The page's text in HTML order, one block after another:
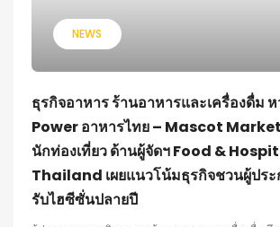
NEWS
ธุรกิจอาหาร ร้านอาหารและเครื่องดื่ม
Power อาหารไทย – Mascot
นักท่องเที่ยว ด้านผู้จัดฯ Food &
Thailand เผยแนวโน้มธุรกิจชวนผู้ประ
รับไฮซีซั่นปลายปี